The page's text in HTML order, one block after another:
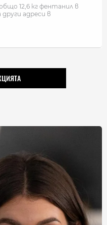
12,6 кг фентанил в
адреси в